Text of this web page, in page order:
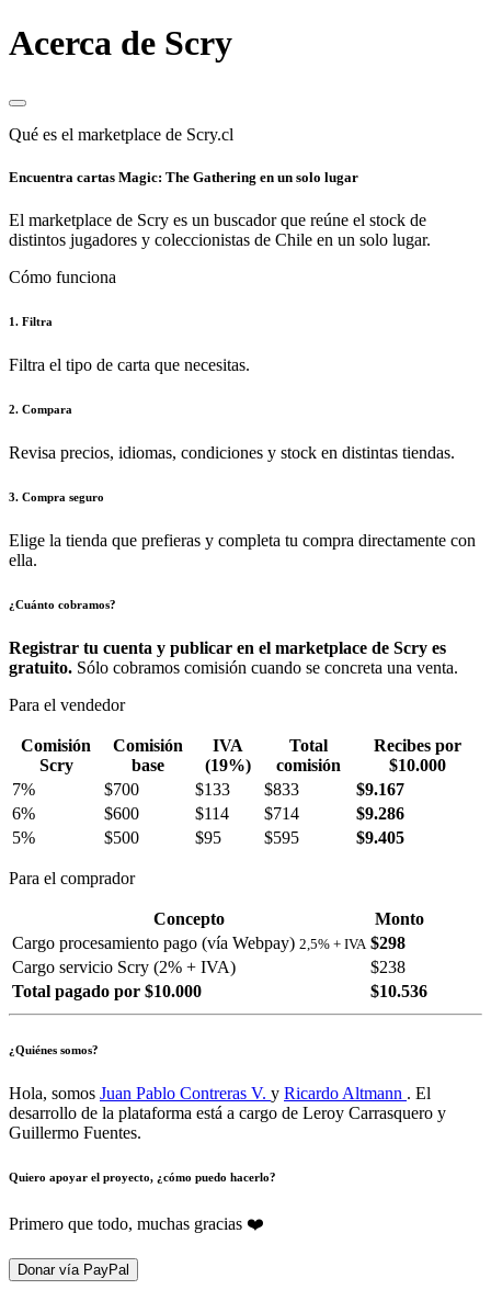
Acerca de Scry
Qué es el marketplace de Scry.cl
Encuentra cartas Magic: The Gathering en un solo lugar
El marketplace de Scry es un buscador que reúne el stock de
distintos jugadores y coleccionistas de Chile en un solo lugar.
Cómo funciona
1. Filtra
Filtra el tipo de carta que necesitas.
2. Compara
Revisa precios, idiomas, condiciones y stock en distintas tiendas.
3. Compra seguro
Elige la tienda que prefieras y completa tu compra directamente con
ella.
¿Cuánto cobramos?
Registrar tu cuenta y publicar en el marketplace de Scry es
gratuito. Sólo cobramos comisión cuando se concreta una venta.
Para el vendedor
Comisión
Scry
Comisión
base
IVA
(19%)
Total
comisión
Recibes por
$10.000
7%
$700 $133 $833
$9.167
6%
$600 $114 $714
$9.286
5%
$500 $95 $595 $9.405
Para el comprador
Concepto
Monto
Cargo procesamiento pago (vía Webpay) 2,5% + IVA $298
Cargo servicio Scry (2% + IVA)
$238
Total pagado por $10.000
$10.536
¿Quiénes somos?
Hola, somos Juan Pablo Contreras V. y Ricardo Altmann . El
desarrollo de la plataforma está a cargo de Leroy Carrasquero y
Guillermo Fuentes.
Quiero apoyar el proyecto, ¿cómo puedo hacerlo?
Primero que todo, muchas gracias ❤️
Donar vía PayPal